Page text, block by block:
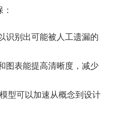
识别出可能被人工遗漏的
图表能提高清晰度，减少
型可以加速从概念到设计